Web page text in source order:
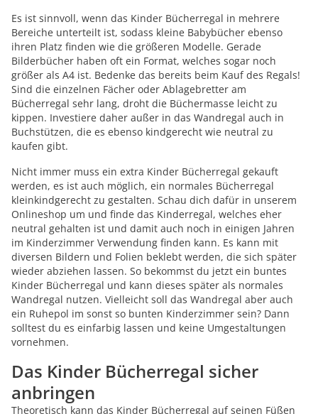
Es ist sinnvoll, wenn das Kinder Bücherregal in mehrere
Bereiche unterteilt ist, sodass kleine Babybücher ebenso
ihren Platz finden wie die größeren Modelle. Gerade
Bilderbücher haben oft ein Format, welches sogar noch
größer als A4 ist. Bedenke das bereits beim Kauf des Regals!
Sind die einzelnen Fächer oder Ablagebretter am
Bücherregal sehr lang, droht die Büchermasse leicht zu
kippen. Investiere daher außer in das Wandregal auch in
Buchstützen, die es ebenso kindgerecht wie neutral zu
kaufen gibt.
Nicht immer muss ein extra Kinder Bücherregal gekauft
werden, es ist auch möglich, ein normales Bücherregal
kleinkindgerecht zu gestalten. Schau dich dafür in unserem
Onlineshop um und finde das Kinderregal, welches eher
neutral gehalten ist und damit auch noch in einigen Jahren
im Kinderzimmer Verwendung finden kann. Es kann mit
diversen Bildern und Folien beklebt werden, die sich später
wieder abziehen lassen. So bekommst du jetzt ein buntes
Kinder Bücherregal und kann dieses später als normales
Wandregal nutzen. Vielleicht soll das Wandregal aber auch
ein Ruhepol im sonst so bunten Kinderzimmer sein? Dann
solltest du es einfarbig lassen und keine Umgestaltungen
vornehmen.
Das Kinder Bücherregal sicher
anbringen
Theoretisch kann das Kinder Bücherregal auf seinen Füßen